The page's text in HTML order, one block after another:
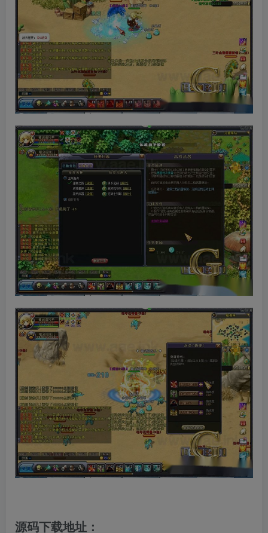
源码下载地址：